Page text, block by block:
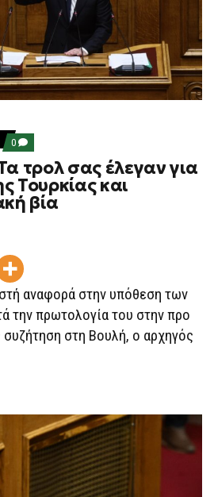
0 COMMENTS
ON
ΑΝΔΡΟΥΛΆΚΗΣ:
ΤΑ
ΤΡΟΛ
ΣΑΣ
ΈΛΕΓΑΝ
ΤΟΥΡΚΊΑΣ
ΚΑΙ
ΕΝΔΟΟΙΚΟΓΕΝΕΙΑΚΉ
ΒΊΑ
τρολ σας έλεγαν για
Τουρκίας και
βία
αναφορά στην υπόθεση των
την πρωτολογία του στην προ
στη Βουλή, ο αρχηγός